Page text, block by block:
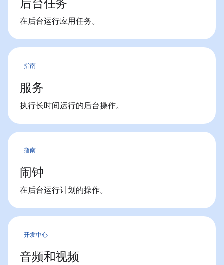
在后台运行应用任务。
指南
服务
执行长时间运行的后台操作。
指南
闹钟
在后台运行计划的操作。
开发中心
音频和视频